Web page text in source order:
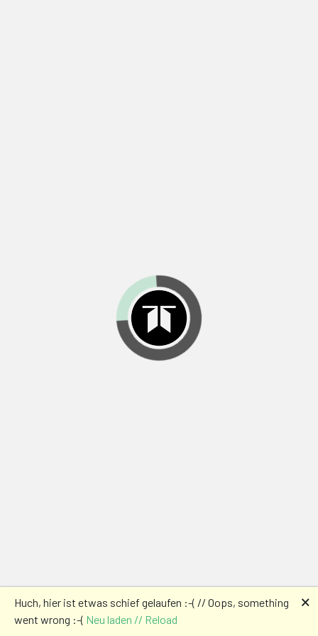
Huch, hier ist etwas schief gelaufen :-( // Oops, something
went wrong :-( Neu laden // Reload
🗙